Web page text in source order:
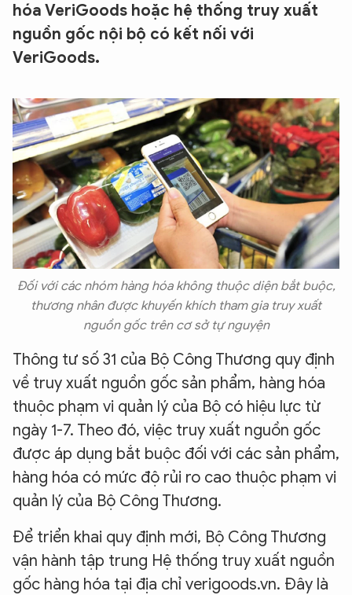
hóa VeriGoods hoặc hệ thống truy xuất
nguồn gốc nội bộ có kết nối với
VeriGoods.
Đối với các nhóm hàng hóa không thuộc diện bắt buộc,
thương nhân được khuyến khích tham gia truy xuất
nguồn gốc trên cơ sở tự nguyện
Thông tư số 31 của Bộ Công Thương quy định
về truy xuất nguồn gốc sản phẩm, hàng hóa
thuộc phạm vi quản lý của Bộ có hiệu lực từ
ngày 1-7. Theo đó, việc truy xuất nguồn gốc
được áp dụng bắt buộc đối với các sản phẩm,
hàng hóa có mức độ rủi ro cao thuộc phạm vi
quản lý của Bộ Công Thương.
Để triển khai quy định mới, Bộ Công Thương
vận hành tập trung Hệ thống truy xuất nguồn
gốc hàng hóa tại địa chỉ verigoods.vn. Đây là